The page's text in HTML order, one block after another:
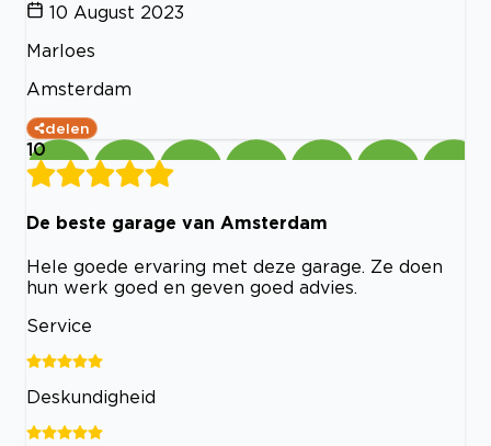
10 August 2023
Marloes
Amsterdam
delen
10
De beste garage van Amsterdam
Hele goede ervaring met deze garage. Ze doen
hun werk goed en geven goed advies.
Service
Deskundigheid